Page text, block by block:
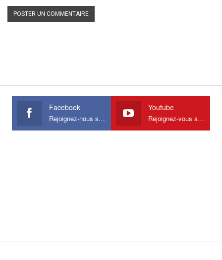
Facebook
Rejoignez-nous sur Facebook
Youtube
Rejoignez-vous sur Youtube